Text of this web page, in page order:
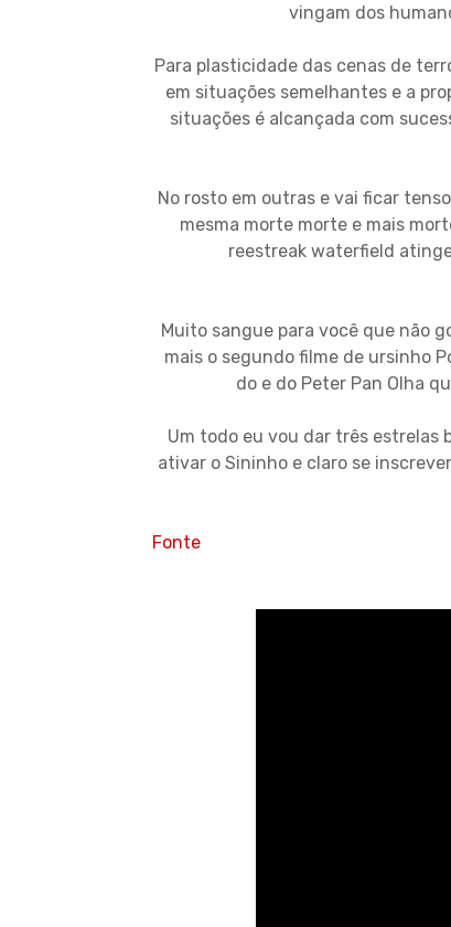
vingam dos
Para plasticidade das cenas de
em situações semelhantes e a
situações é alcançada com
No rosto em outras e vai ficar
mesma morte morte e mais
reestreak waterfield
Muito sangue para você que não
mais o segundo filme de ursinho
do e do Peter Pan Olha
Um todo eu vou dar três estrelas
ativar o Sininho e claro se
Fonte